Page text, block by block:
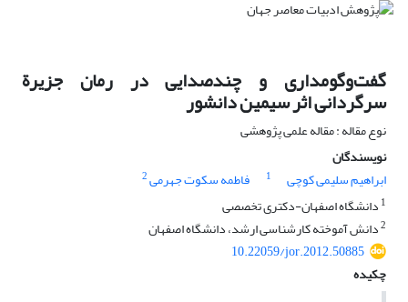
گفت‌وگومداری و چندصدایی در رمان جزیرة
سرگردانی اثر سیمین دانشور
نوع مقاله : مقاله علمی پژوهشی
نویسندگان
ابراهیم سلیمی کوچی
1 فاطمه سکوت جهرمی2
1 دانشگاه اصفهان-دکتری تخصصی
2دانش آموخته کارشناسی ارشد، دانشگاه اصفهان
10.22059/jor.2012.50885
چکیده